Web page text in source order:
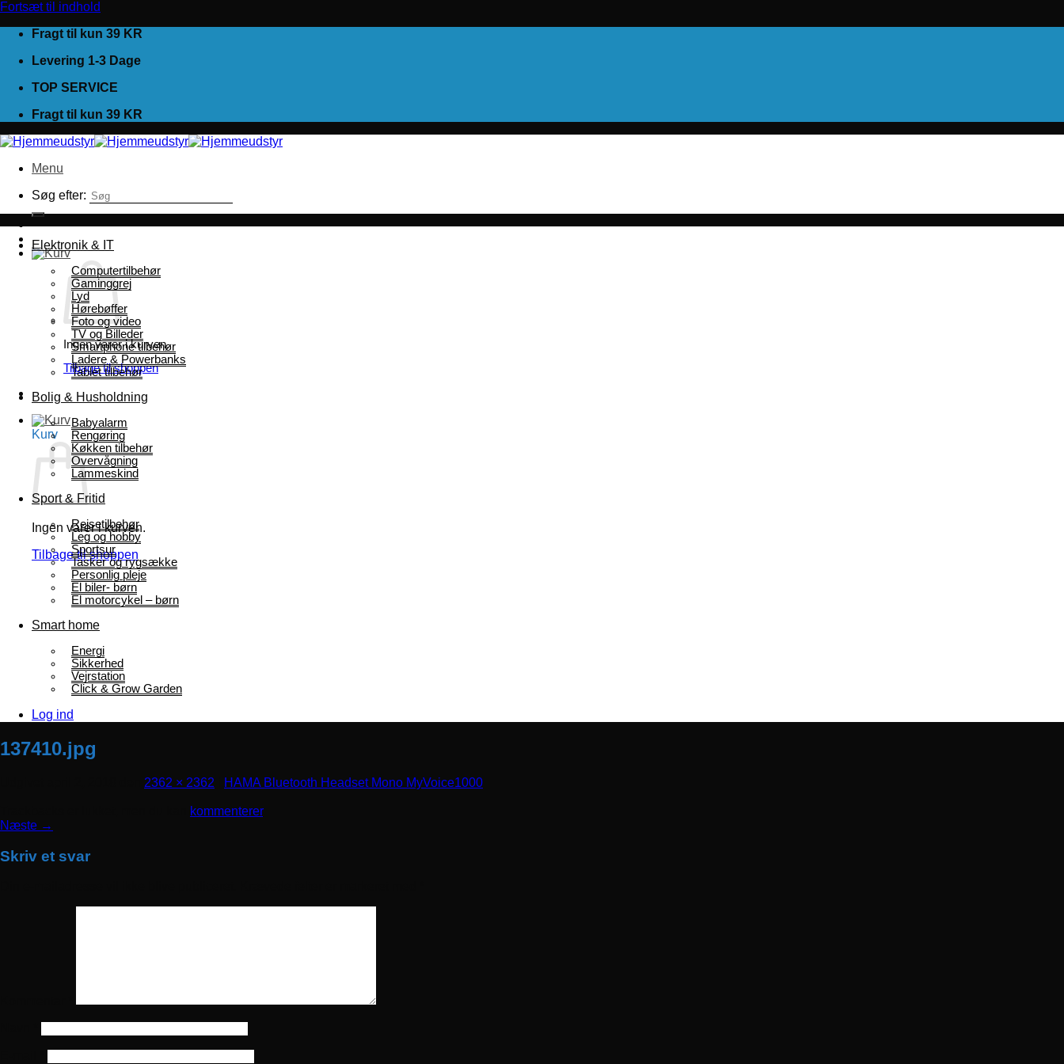
Fortsæt til indhold
Fragt til kun 39 KR
Levering 1-3 Dage
TOP SERVICE
Fragt til kun 39 KR
Menu
Søg efter:
Ingen varer i kurven.
Tilbage til shoppen
Kurv
Ingen varer i kurven.
Tilbage til shoppen
Elektronik & IT
Computertilbehør
Gaminggrej
Lyd
Hørebøffer
Foto og video
TV og Billeder
Smartphone tilbehør
Ladere & Powerbanks
Tablet tilbehør
Bolig & Husholdning
Babyalarm
Rengøring
Køkken tilbehør
Overvågning
Lammeskind
Sport & Fritid
Rejsetilbehør
Leg og hobby
Sportsur
Tasker og rygsække
Personlig pleje
El biler- børn
El motorcykel – børn
Smart home
Energi
Sikkerhed
Vejrstation
Click & Grow Garden
Log ind
137410.jpg
2362 × 2362 HAMA Bluetooth Headset Mono MyVoice1000
kommenterer.
Næste →
Skriv et svar